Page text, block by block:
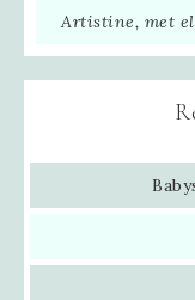
Artistine, met